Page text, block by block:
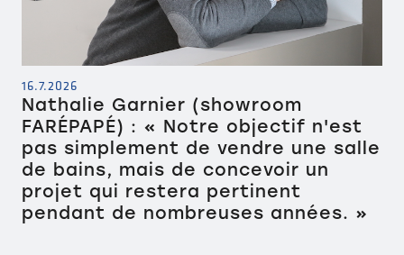
16.7.2026
Nathalie Garnier (showroom
FARÉPAPÉ) : « Notre objectif n'est
pas simplement de vendre une salle
de bains, mais de concevoir un
projet qui restera pertinent
pendant de nombreuses années. »